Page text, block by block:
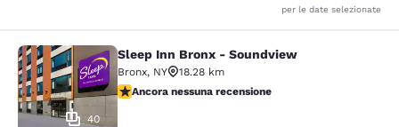
per le date selezionate
Sleep Inn Bronx - Soundview
40
Sleep Inn Bronx - Soundview
Bronx, NY
18.28 km
Ancora nessuna recensione
Ancora nessuna recensione